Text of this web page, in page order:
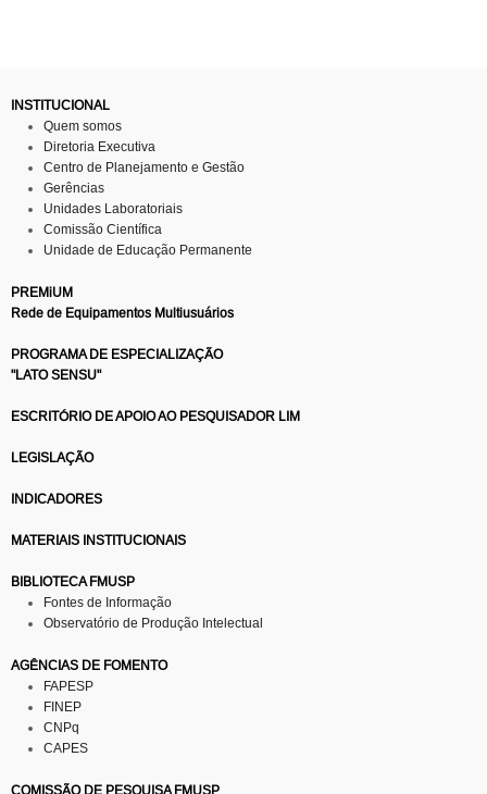
INSTITUCIONAL
Quem somos
Diretoria Executiva
Centro de Planejamento e Gestão
Gerências
Unidades Laboratoriais
Comissão Científica
Unidade de Educação Permanente
PREMiUM
Rede de Equipamentos Multiusuários
PROGRAMA DE ESPECIALIZAÇÃO
"LATO SENSU"
ESCRITÓRIO DE APOIO AO PESQUISADOR LIM
LEGISLAÇÃO
INDICADORES
MATERIAIS INSTITUCIONAIS
BIBLIOTECA FMUSP
Fontes de Informação
Observatório de Produção Intelectual
AGÊNCIAS DE FOMENTO
FAPESP
FINEP
CNPq
CAPES
COMISSÃO DE PESQUISA FMUSP